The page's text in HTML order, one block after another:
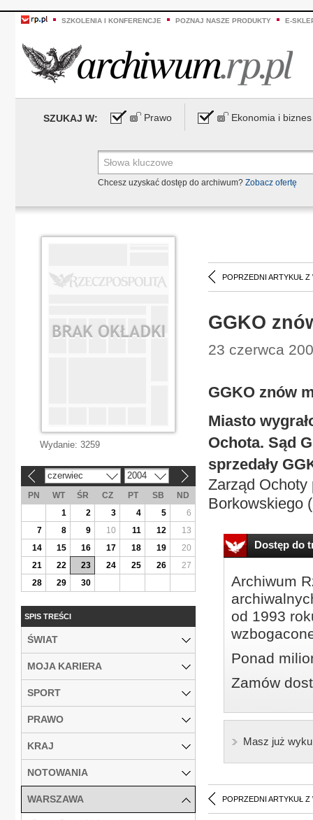
SZKOLENIA I KONFERENCJE POZNAJ NASZE PRODUKTY E-
SZUKAJ W: Prawo Ekonomia i biznes
Chcesz uzyskać dostęp do archiwum? Zobacz ofertę
POPRZEDNI ARTYKUŁ Z
GGKO
23 czerwca
GGKO znów
Miasto
Ochota. Sąd
sprzedały
Zarząd Ochoty
Borkowskiego
Dostęp do
Archiwum
od 1993
Ponad
Zamów
Masz już
POPRZEDNI ARTYKUŁ Z
Wydanie: 3259
czerwiec 2004
PN WT ŚR CZ PT SB
ND
1
2 3 4 5
6
7
8 9 10 11 12
13
14
15 16 17 18 19
20
21
22 23 24 25 26
27
28
29 30
SPIS TREŚCI
ŚWIAT
MOJA KARIERA
SPORT
PRAWO
KRAJ
NOTOWANIA
WARSZAWA